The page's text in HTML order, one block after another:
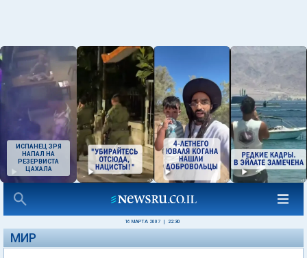
ИСПАНЕЦ ЗРЯ
НАПАЛ НА
РЕЗЕРВИСТА
ЦАХАЛА
16 МАРТА 2007 22:30
МИР